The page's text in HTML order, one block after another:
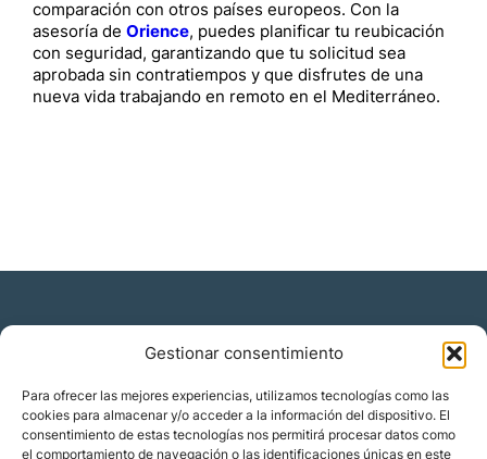
Gestionar consentimiento
Para ofrecer las mejores experiencias, utilizamos tecnologías como las
cookies para almacenar y/o acceder a la información del dispositivo. El
consentimiento de estas tecnologías nos permitirá procesar datos como
el comportamiento de navegación o las identificaciones únicas en este
comparación con otros países europeos. Con la
asesoría de Orience, puedes planificar tu reubicación
con seguridad, garantizando que tu solicitud sea
aprobada sin contratiempos y que disfrutes de una
nueva vida trabajando en remoto en el Mediterráneo.
Residencia y ciudadanía
Migración corporativa
Nómadas digitales